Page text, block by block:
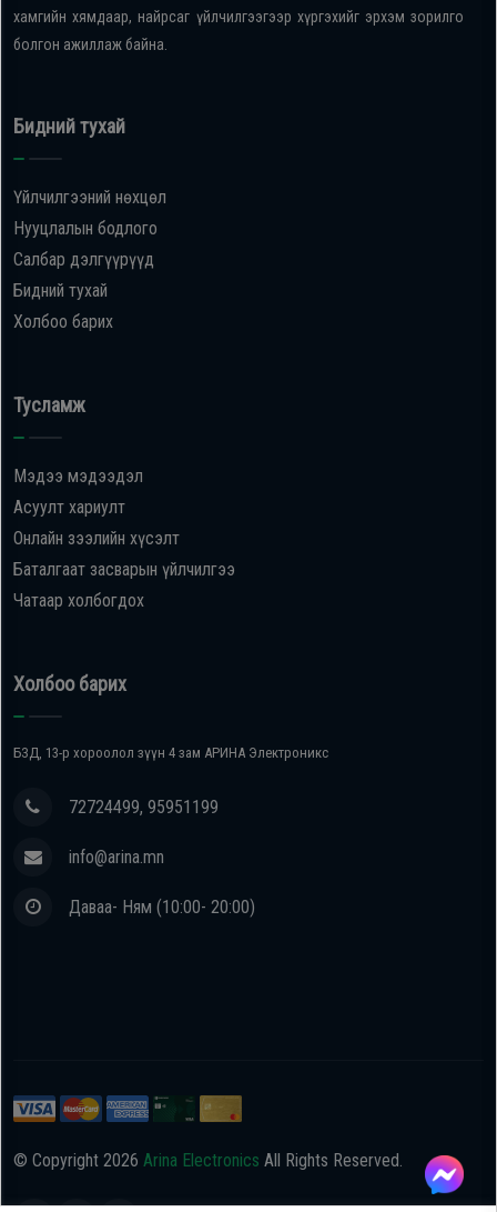
хамгийн хямдаар, найрсаг үйлчилгээгээр хүргэхийг эрхэм зорилго
болгон ажиллаж байна.
Бидний тухай
Үйлчилгээний нөхцөл
Нууцлалын бодлого
Салбар дэлгүүрүүд
Бидний тухай
Холбоо барих
Тусламж
Мэдээ мэдээдэл
Асуулт хариулт
Онлайн зээлийн хүсэлт
Баталгаат засварын үйлчилгээ
Чатаар холбогдох
Холбоо барих
БЗД, 13-р хороолол зүүн 4 зам АРИНА Электроникс
72724499, 95951199
info@arina.mn
Даваа- Ням (10:00- 20:00)
© Copyright 2026 Arina Electronics All Rights Reserved.